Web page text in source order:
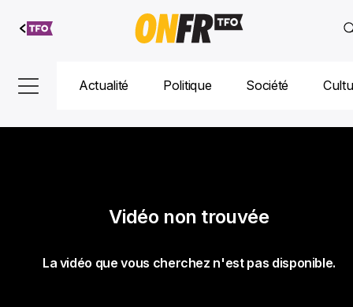
Aller au
contenu
Actualité Politique Société
Vidéo non trouvée
La vidéo que vous cherchez n'est pas disponible.